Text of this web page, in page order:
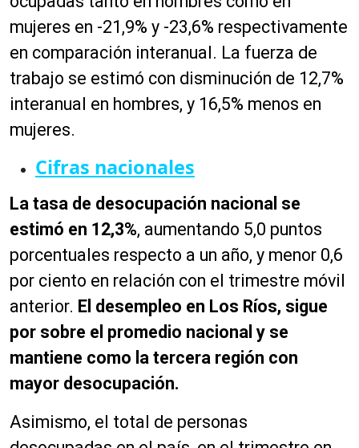
mujeres en -21,9% y -23,6% respectivamente
en comparación interanual. La fuerza de
trabajo se estimó con disminución de 12,7%
interanual en hombres, y 16,5% menos en
mujeres.
Cifras nacionales
La tasa de desocupación nacional se
estimó en 12,3%, aumentando 5,0 puntos
porcentuales respecto a un año, y menor 0,6
por ciento en relación con el trimestre móvil
anterior. El desempleo en Los Ríos, sigue
por sobre el promedio nacional y se
mantiene como la tercera región con
mayor desocupación.
Asimismo, el total de personas